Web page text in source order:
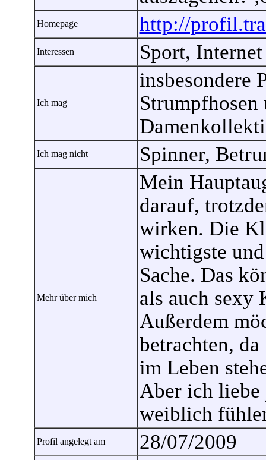
Homepage http://
Interessen Sport,
Ich mag
insbesondere
Ich mag nicht Spinner,
Mehr über mich
Mein
darauf,
wirken. Die
wichtigste
Sache. Das
als auch sexy
Außerdem
betrachten,
im Leben
Aber ich liebe
weiblich
Profil angelegt am 28/07/2009